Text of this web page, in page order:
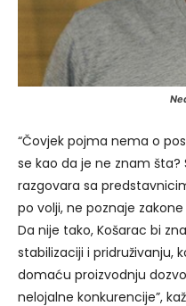
“Čovjek pojma nema o
se kao da je ne znam šta?
razgovara sa
po volji, ne poznaje
Da nije tako, Košarac bi
stabilizaciji i pridruživanju,
domaću proizvodnju
nelojalne konkurencije”,